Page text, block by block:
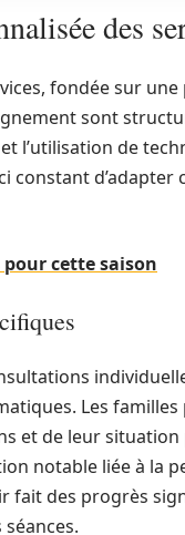
des
fondée sur
sont
l’utilisation de
constant
pour cette saison
Les
et de leur
notable liée à la
des progrès